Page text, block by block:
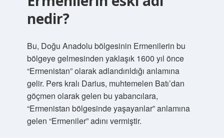
nedir?
Bu, Doğu Anadolu bölgesinin Ermenilerin bu
bölgeye gelmesinden yaklaşık 1600 yıl önce
“Ermenistan” olarak adlandırıldığı anlamına
gelir. Pers kralı Darius, muhtemelen Batı’dan
göçmen olarak gelen bu yabancılara,
“Ermenistan bölgesinde yaşayanlar” anlamına
gelen “Ermeniler” adını vermiştir.